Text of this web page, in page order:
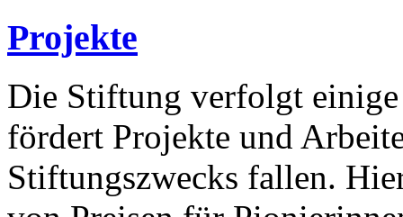
Projekte
Die Stiftung verfolgt
fördert Projekte und
Stiftungszwecks fallen.